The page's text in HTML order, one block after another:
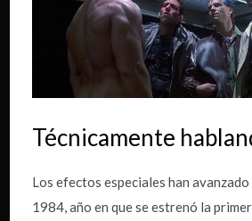
Técnicamente
Los efectos especiales han
1984, año en que se estrenó la